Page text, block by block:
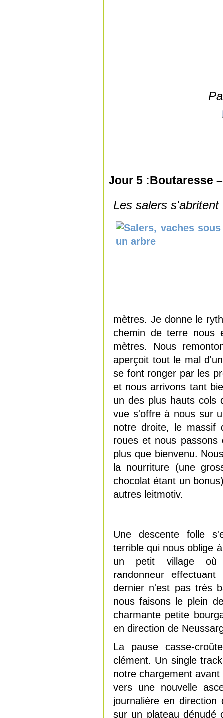
Jour 5 :Boutaresse
Les salers s'abritent
mètres. Je donne le
chemin de terre nous
mètres. Nous
aperçoit tout le mal
se font ronger par les
et nous arrivons tant
un des plus hauts cols
vue s'offre à nous sur
notre droite, le massif
roues et nous
plus que bienvenu.
la nourriture (une
chocolat étant un
autres leitmotiv.
Une descente folle
terrible qui nous oblige
un petit village où
randonneur
dernier n'est pas très
nous faisons le plein
charmante petite
en direction de
La pause casse-
clément. Un single
notre chargement
vers une nouvelle
journalière en
sur un plateau dénudé